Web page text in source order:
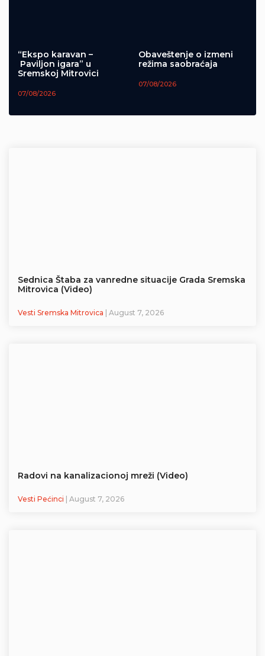
“Ekspo karavan –
Paviljon igara” u
Sremskoj Mitrovici
07/08/2026
Obaveštenje o izmeni
režima saobraćaja
07/08/2026
Sednica Štaba za vanredne situacije Grada Sremska
Mitrovica (Video)
Vesti Sremska Mitrovica | August 7, 2026
Radovi na kanalizacionoj mreži (Video)
Vesti Pećinci | August 7, 2026